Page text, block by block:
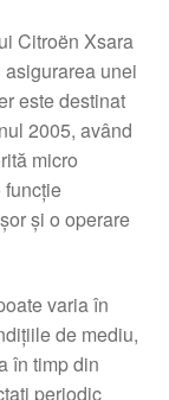
Citroën Xsara
unei
este destinat
2005, având
micro
funcție
și o operare
varia în
de mediu,
în timp din
periodic